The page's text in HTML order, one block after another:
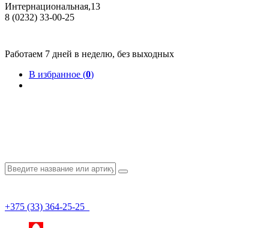
Интернациональная,13
8 (0232) 33-00-25
Работаем 7 дней в неделю, без выходных
В избранное (0)
+375 (33) 364-25-25